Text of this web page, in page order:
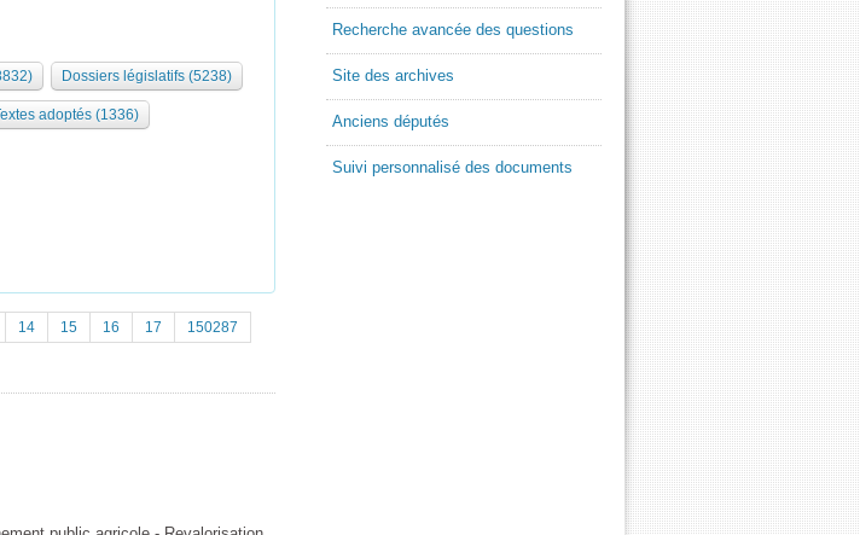
Dossiers législatifs (5238)
adoptés (1336)
14 15 16 17
150287
Recherche avancée des questions
Site des archives
Anciens députés
Suivi personnalisé des documents